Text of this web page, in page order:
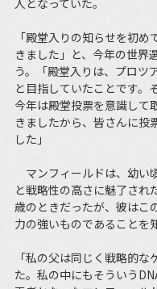
「殿堂入りの知らせを初
きました」と、今年の世界
う。「殿堂入りは、プロツ
と目指していたことです。
今年は殿堂投票を意識して
きましたから、皆さんに投
した」
マンフィールドは、幼い
と戦略性の高さに魅了され
歳のときだったが、彼はこ
力の強いものであることを
「私の父は同じく戦略的
た。私の中にもそういう